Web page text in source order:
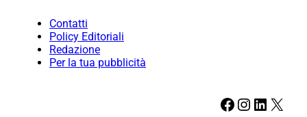
Contatti
Policy Editoriali
Redazione
Per la tua pubblicità
Facebook Instagram LinkedIn X